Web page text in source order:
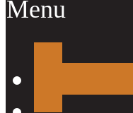
Menu